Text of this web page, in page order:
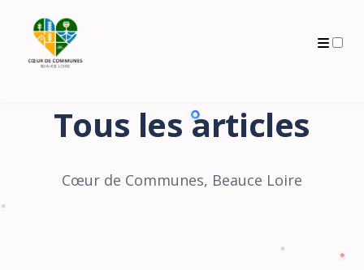
Tous les articles
Cœur de Communes, Beauce Loire